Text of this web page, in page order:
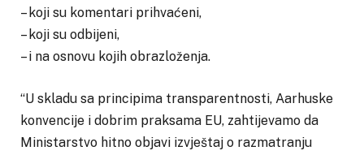
– koji su komentari prihvaćeni,
– koji su odbijeni,
– i na osnovu kojih obrazloženja.
“U skladu sa principima transparentnosti, Aarhuske
konvencije i dobrim praksama EU, zahtijevamo da
Ministarstvo hitno objavi izvještaj o razmatranju